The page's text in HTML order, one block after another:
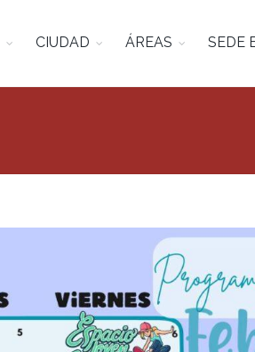
CIUDAD ÁREAS SEDE